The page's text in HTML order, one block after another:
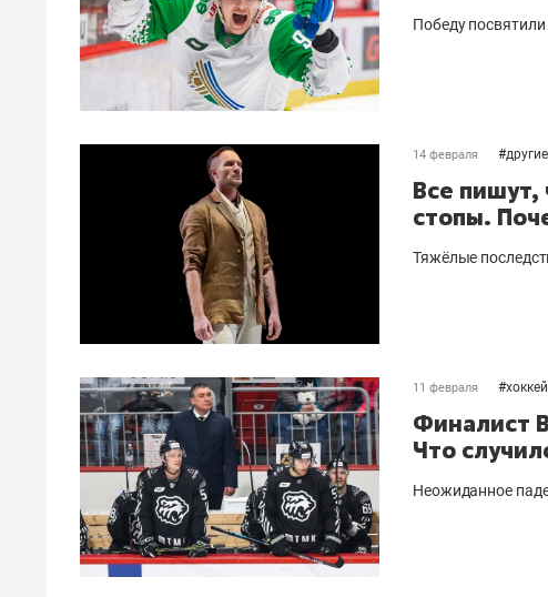
Победу
14 февраля #
Все пишут,
стопы.
Тяжёлые
11 февраля #хоккей
Финалист
Что
Неожиданное